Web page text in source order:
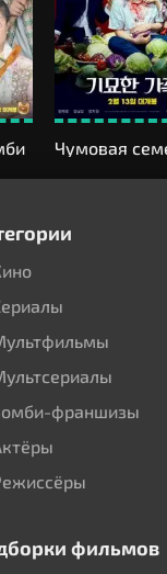
франшизы
фильмов